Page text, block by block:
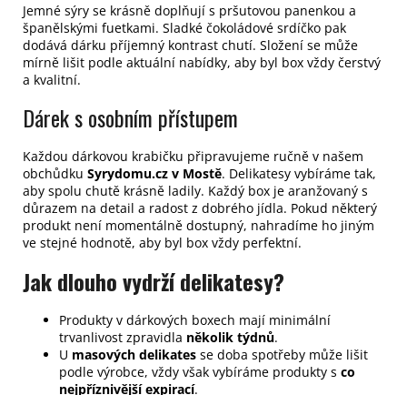
Jemné sýry se krásně doplňují s pršutovou panenkou a
španělskými fuetkami. Sladké čokoládové srdíčko pak
dodává dárku příjemný kontrast chutí. Složení se může
mírně lišit podle aktuální nabídky, aby byl box vždy čerstvý
a kvalitní.
Dárek s osobním přístupem
Každou dárkovou krabičku připravujeme ručně v našem
obchůdku Syrydomu.cz v Mostě. Delikatesy vybíráme tak,
aby spolu chutě krásně ladily. Každý box je aranžovaný s
důrazem na detail a radost z dobrého jídla. Pokud některý
produkt není momentálně dostupný, nahradíme ho jiným
ve stejné hodnotě, aby byl box vždy perfektní.
Jak dlouho vydrží delikatesy?
Produkty v dárkových boxech mají minimální
trvanlivost zpravidla několik týdnů.
U masových delikates se doba spotřeby může lišit
podle výrobce, vždy však vybíráme produkty s co
nejpříznivější expirací.